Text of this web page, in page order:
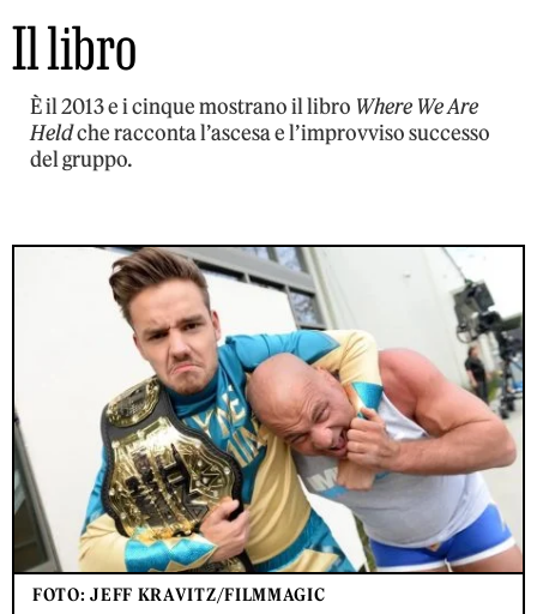
Il libro
È il 2013 e i cinque mostrano il libro Where We Are
Heldche racconta l’ascesa e l’improvviso successo
del gruppo.
FOTO: JEFF KRAVITZ/FILMMAGIC